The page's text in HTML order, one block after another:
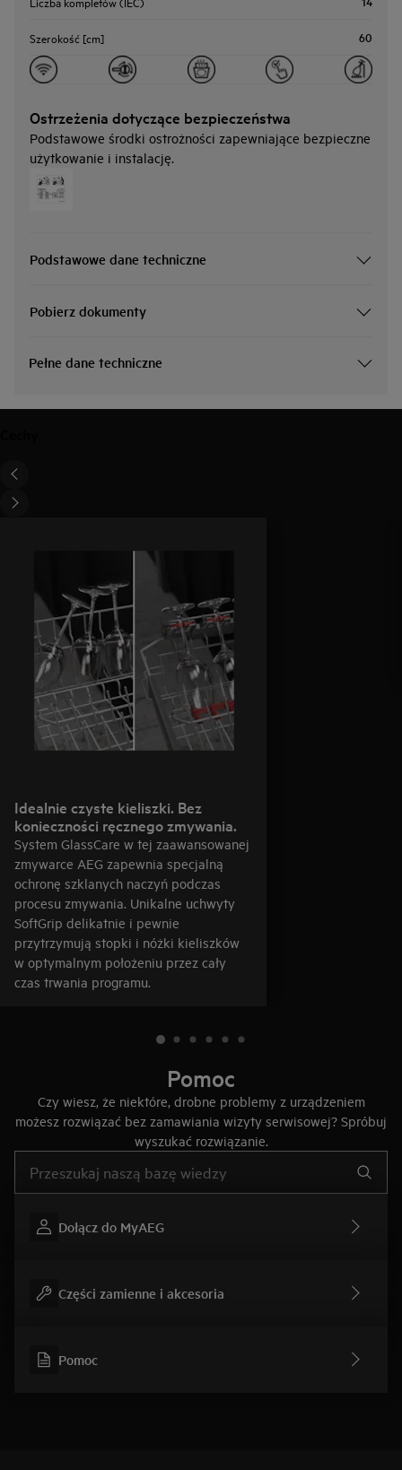
Szerokość [cm] 60
Ostrzeżenia dotyczące bezpieczeństwa
Podstawowe środki ostrożności zapewniające bezpieczne
użytkowanie i instalację.
Podstawowe dane techniczne
Pobierz dokumenty
Pełne dane techniczne
Idealnie czyste kieliszki. Bez
konieczności ręcznego zmywania.
System GlassCare w tej zaawansowanej
zmywarce AEG zapewnia specjalną
ochronę szklanych naczyń podczas
procesu zmywania. Unikalne uchwyty
SoftGrip delikatnie i pewnie
przytrzymują stopki i nóżki kieliszków
w optymalnym położeniu przez cały
czas trwania programu.
Pomoc
Czy wiesz, że niektóre, drobne problemy z urządzeniem
możesz rozwiązać bez zamawiania wizyty serwisowej? Spróbuj
wyszukać rozwiązanie.
Dołącz do MyAEG
Części zamienne i akcesoria
Pomoc